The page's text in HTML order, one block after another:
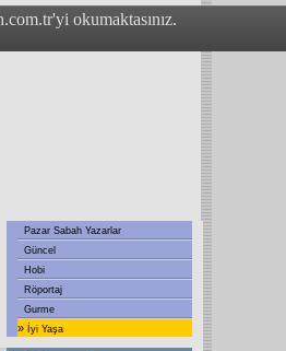
okumaktasınız.
Pazar Sabah Yazarlar
Güncel
Hobi
Röportaj
Gurme
» İyi Yaşa